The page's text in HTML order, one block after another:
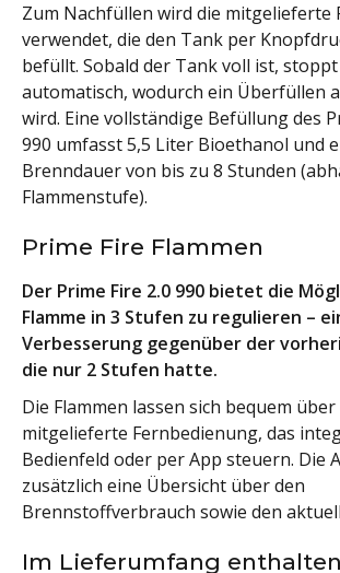
Zum Nachfüllen wird die mitgelieferte
verwendet, die den Tank per
befüllt. Sobald der Tank voll ist,
automatisch, wodurch ein Überfüllen
wird. Eine vollständige Befüllung des
990 umfasst 5,5 Liter Bioethanol und
Brenndauer von bis zu 8 Stunden
Flammenstufe).
Prime Fire Flammen
Der Prime Fire 2.0 990 bietet die
Flamme in 3 Stufen zu regulieren –
Verbesserung gegenüber der
die nur 2 Stufen hatte.
Die Flammen lassen sich bequem über
mitgelieferte Fernbedienung, das
Bedienfeld oder per App steuern. Die
zusätzlich eine Übersicht über den
Brennstoffverbrauch sowie den
Im Lieferumfang enthalten